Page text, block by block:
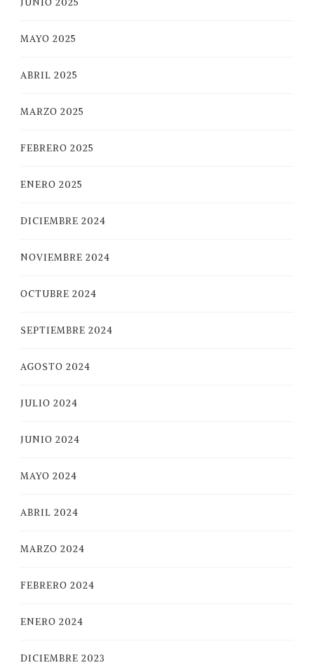
MAYO 2025
ABRIL 2025
MARZO 2025
FEBRERO 2025
ENERO 2025
DICIEMBRE 2024
NOVIEMBRE 2024
OCTUBRE 2024
SEPTIEMBRE 2024
AGOSTO 2024
JULIO 2024
JUNIO 2024
MAYO 2024
ABRIL 2024
MARZO 2024
FEBRERO 2024
ENERO 2024
DICIEMBRE 2023